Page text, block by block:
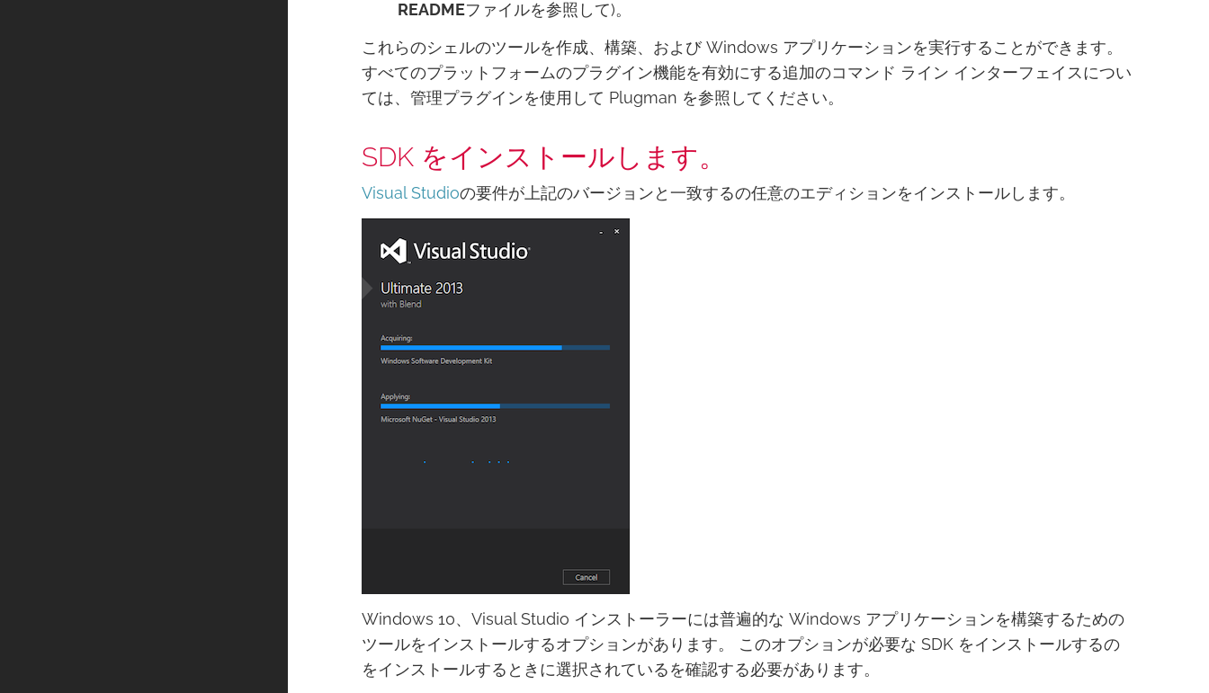
READMEファイルを参照して)。
これらのシェルのツールを作成、構築、および Windows アプリケーションを実行することができます。
すべてのプラットフォームのプラグイン機能を有効にする追加のコマンド ライン インターフェイスについ
ては、管理プラグインを使用して Plugman を参照してください。
SDK をインストールします。
Visual Studioの要件が上記のバージョンと一致するの任意のエディションをインストールします。
Windows 10、Visual Studio インストーラーには普遍的な Windows アプリケーションを構築するための
ツールをインストールするオプションがあります。 このオプションが必要な SDK をインストールするの
をインストールするときに選択されているを確認する必要があります。